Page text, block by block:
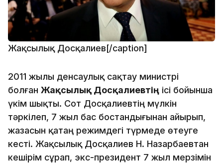
Жақсылық Досқалиев[/caption]
2011 жылы денсаулық сақтау министрі
болған Жақсылық Досқалиевтің ісі бойынша
үкім шықты. Сот Досқалиевтің мүлкін
тәркілеп, 7 жыл бас бостандығынан айырып,
жазасын қатаң режимдегі түрмеде өтеуге
кесті. Жақсылық Досқалиев Н. Назарбаевтан
кешірім сұрап, экс-президент 7 жыл мерзімін